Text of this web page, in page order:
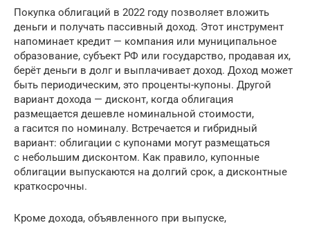
Покупка облигаций в 2022 году позволяет вложить
деньги и получать пассивный доход. Этот инструмент
напоминает кредит — компания или муниципальное
образование, субъект РФ или государство, продавая их,
берёт деньги в долг и выплачивает доход. Доход может
быть периодическим, это проценты-купоны. Другой
вариант дохода — дисконт, когда облигация
размещается дешевле номинальной стоимости,
а гасится по номиналу. Встречается и гибридный
вариант: облигации с купонами могут размещаться
с небольшим дисконтом. Как правило, купонные
облигации выпускаются на долгий срок, а дисконтные
краткосрочны.
Кроме дохода, объявленного при выпуске,